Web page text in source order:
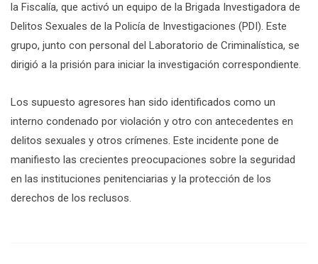
la Fiscalía, que activó un equipo de la Brigada Investigadora de
Delitos Sexuales de la Policía de Investigaciones (PDI). Este
grupo, junto con personal del Laboratorio de Criminalística, se
dirigió a la prisión para iniciar la investigación correspondiente.
Los supuesto agresores han sido identificados como un
interno condenado por violación y otro con antecedentes en
delitos sexuales y otros crímenes. Este incidente pone de
manifiesto las crecientes preocupaciones sobre la seguridad
en las instituciones penitenciarias y la protección de los
derechos de los reclusos.